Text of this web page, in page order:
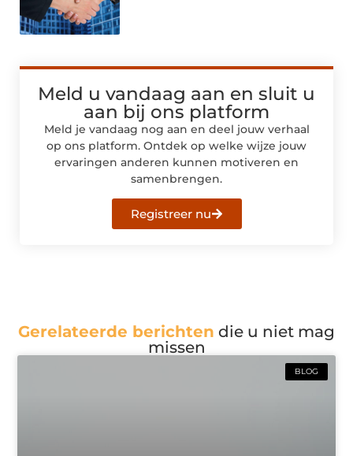
Meld u vandaag aan en sluit u
aan bij ons platform
Meld je vandaag nog aan en deel jouw verhaal
op ons platform. Ontdek op welke wijze jouw
ervaringen anderen kunnen motiveren en
samenbrengen.
Registreer nu
Gerelateerde berichten die u niet mag
missen
BLOG